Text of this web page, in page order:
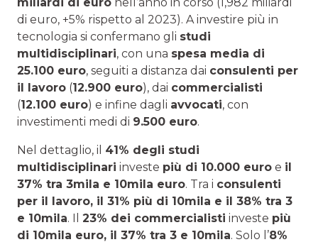
di euro, +5% rispetto al 2023). A investire più in
tecnologia si confermano gli studi
multidisciplinari, con una spesa media di
25.100 euro, seguiti a distanza dai consulenti per
il lavoro (12.900 euro), dai commercialisti
(12.100 euro) e infine dagli avvocati, con
investimenti medi di 9.500 euro.
Nel dettaglio, il 41% degli studi
multidisciplinari investe più di 10.000 euro e il
37% tra 3mila e 10mila euro. Tra i consulenti
per il lavoro, il 31% più di 10mila e il 38% tra 3
e 10mila. Il 23% dei commercialisti investe più
di 10mila euro, il 37% tra 3 e 10mila. Solo l’8%